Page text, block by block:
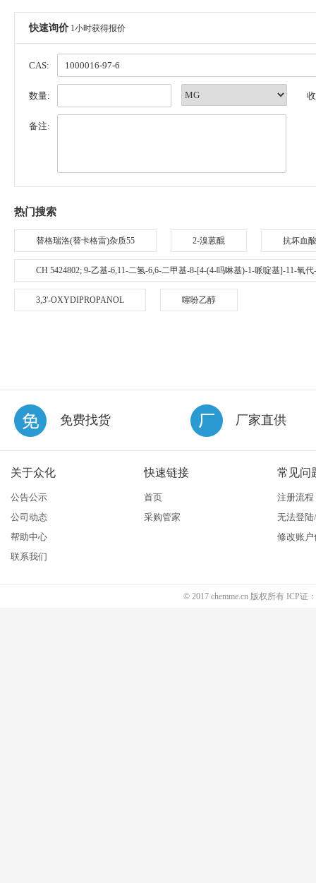
快速询价 1小时获得报价
CAS:
数量:
备注:
热门搜索
替格瑞洛(替卡格雷)杂质55 2-溴蒽醌 抗坏血
CH 5424802; 9-乙基-6,11-二氢-6,6-二甲基-8-[4-(4-吗啉基)-1-哌啶基]-11-氧
3,3'-OXYDIPROPANOL 噻吩乙醇
免费找货 厂家直供
关于众化
公告公示
公司动态
帮助中心
联系我们
快速链接
首页
采购管家
常见问
注册流程
无法登
修改账户
© 2017 chemme.cn 版权所有 ICP证：